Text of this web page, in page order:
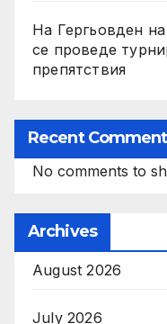
На Гергьовден
се проведе
препятствия
Recent
No comments to
Archives
August 2026
July 2026